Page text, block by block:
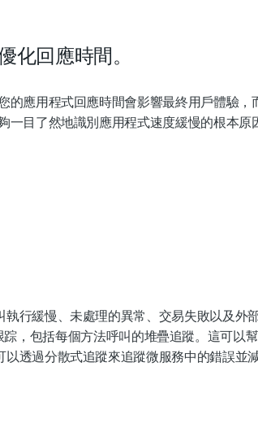
化回應時間。
的應用程式回應時間會影響最終用戶體驗
一目了然地識別應用程式速度緩慢的根本原
行緩慢、未處理的異常、交易失敗以及外
，包括每個方法呼叫的堆疊追蹤。這可以
透過分散式追蹤來追蹤微服務中的錯誤並